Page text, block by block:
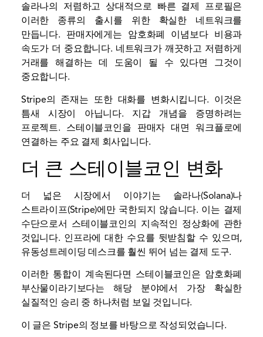
솔라나의 저렴하고 상대적으로 빠른 결제 프로필은
이러한 종류의 출시를 위한 확실한 네트워크를
만듭니다. 판매자에게는 암호화폐 이념보다 비용과
속도가 더 중요합니다. 네트워크가 깨끗하고 저렴하게
거래를 해결하는 데 도움이 될 수 있다면 그것이
중요합니다.
Stripe의 존재는 또한 대화를 변화시킵니다. 이것은
틈새 시장이 아닙니다. 지갑개념을 증명하려는
프로젝트. 스테이블코인을 판매자 대면 워크플로에
연결하는 주요 결제 회사입니다.
더 큰 스테이블코인 변화
더 넓은 시장에서 이야기는 솔라나(Solana)나
스트라이프(Stripe)에만 국한되지 않습니다. 이는 결제
수단으로서 스테이블코인의 지속적인 정상화에 관한
것입니다. 인프라에 대한 수요를 뒷받침할 수 있으며,
유동성트레이딩 데스크를 훨씬 뛰어 넘는 결제 도구.
이러한 통합이 계속된다면 스테이블코인은 암호화폐
부산물이라기보다는 해당 분야에서 가장 확실한
실질적인 승리 중 하나처럼 보일 것입니다.
이 글은 Stripe의 정보를 바탕으로 작성되었습니다.